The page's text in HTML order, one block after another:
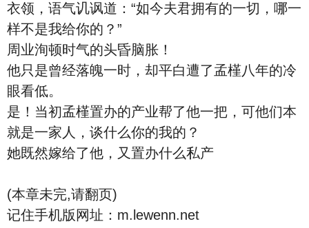
衣领，语气讥讽道：“如今夫君拥有的一切，哪一
样不是我给你的？”
周业洵顿时气的头昏脑胀！
他只是曾经落魄一时，却平白遭了孟槿八年的冷
眼看低。
是！当初孟槿置办的产业帮了他一把，可他们本
就是一家人，谈什么你的我的？
她既然嫁给了他，又置办什么私产
(本章未完,请翻页)
记住手机版网址：m.lewenn.net